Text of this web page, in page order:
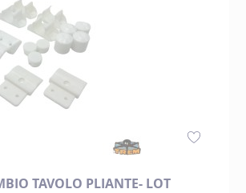
TAVOLO PLIANTE- LOT